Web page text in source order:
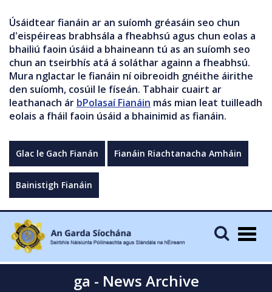
Úsáidtear fianáin ar an suíomh gréasáin seo chun
d'eispéireas brabhsála a fheabhsú agus chun eolas a
bhailiú faoin úsáid a bhaineann tú as an suíomh seo
chun an tseirbhís atá á soláthar againn a fheabhsú.
Mura nglactar le fianáin ní oibreoidh gnéithe áirithe
den suíomh, cosúil le físeán. Tabhair cuairt ar
leathanach ár bPolasaí Fianáin más mian leat tuilleadh
eolais a fháil faoin úsáid a bhainimid as fianáin.
Glac le Gach Fianán Fianáin Riachtanacha Amháin
Bainistigh Fianáin
ga - News Archive